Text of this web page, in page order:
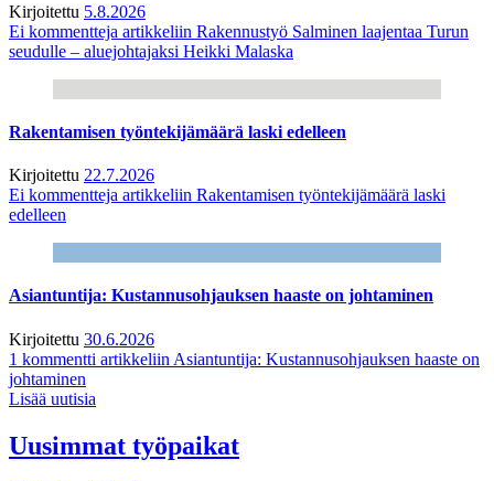
Kirjoitettu 5.8.2026
Ei kommentteja artikkeliin Rakennustyö Salminen laajentaa Turun
seudulle – aluejohtajaksi Heikki Malaska
Rakentamisen työntekijämäärä laski edelleen
Kirjoitettu 22.7.2026
Ei kommentteja artikkeliin Rakentamisen työntekijämäärä laski
edelleen
Asiantuntija: Kustannusohjauksen haaste on johtaminen
Kirjoitettu 30.6.2026
1 kommentti artikkeliin Asiantuntija: Kustannusohjauksen haaste on
johtaminen
Lisää uutisia
Uusimmat työpaikat